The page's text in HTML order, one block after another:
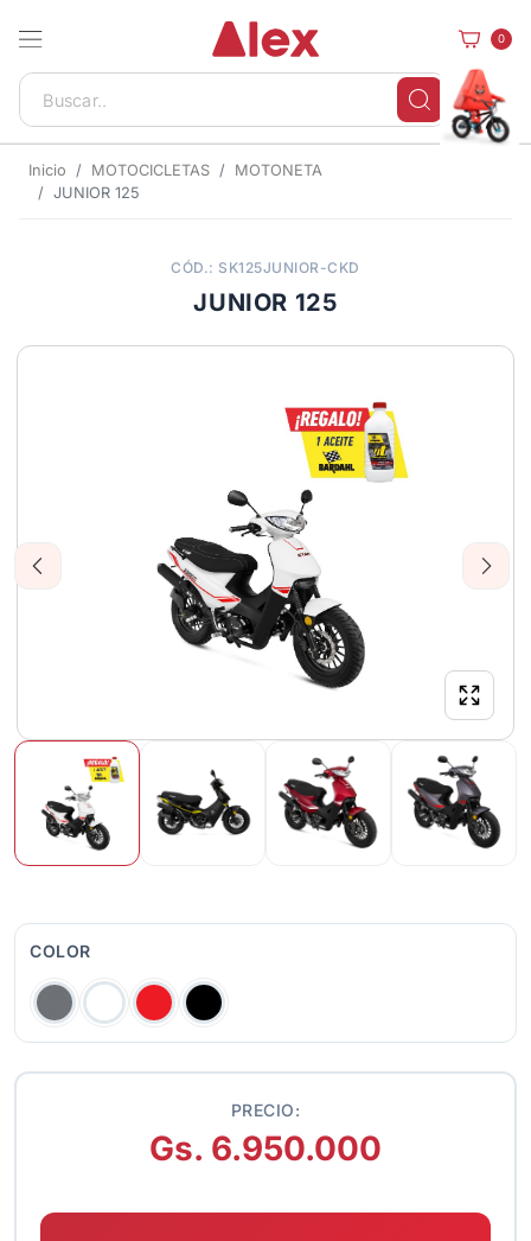
0
Inicio MOTOCICLETAS
MOTONETA
JUNIOR 125
CÓD.: SK125JUNIOR-CKD
JUNIOR 125
Previous Next
COLOR
PRECIO:
Gs. 6.950.000